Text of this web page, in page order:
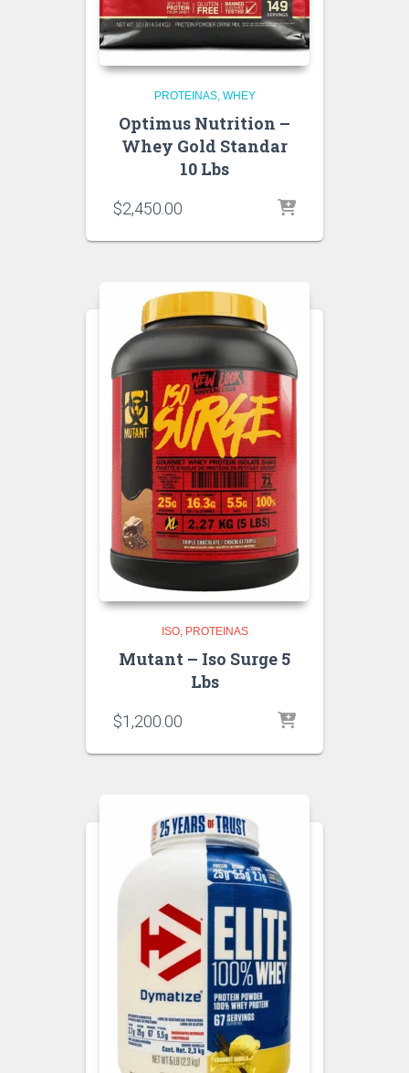
PROTEINAS WHEY
Optimus Nutrition –
Whey Gold Standar
10 Lbs
$2,450.00
ISO PROTEINAS
Mutant – Iso Surge 5
Lbs
$1,200.00